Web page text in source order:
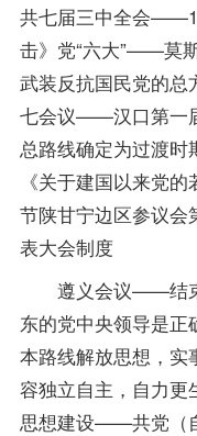
共七届三中全会
击》党“六大”——莫
武装反抗国民党的
七会议——汉口第一
总路线确定为过渡
《关于建国以来党
节陕甘宁边区参议
表大会制度
遵义会议——结束
东的党中央领导是
本路线解放思想，
容独立自主，自力
思想建设——共党（